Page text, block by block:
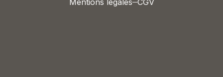
Mentions légales CGV